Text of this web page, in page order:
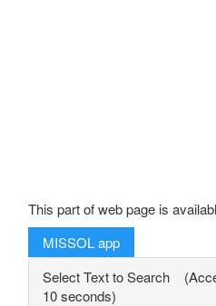
This part of web page is
MISSOL app
Select Text to Search
10 seconds)